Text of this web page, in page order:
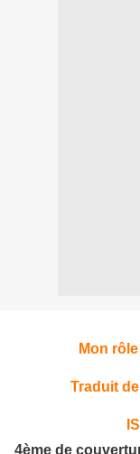
Mon
Traduit
4ème de